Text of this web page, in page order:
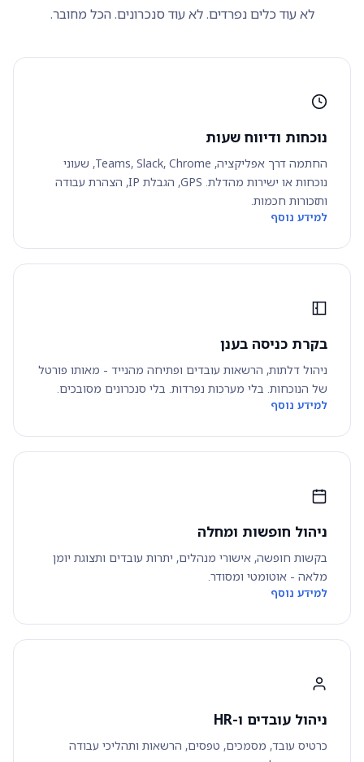
לא עוד כלים נפרדים. לא עוד סנכרונים. הכל מחובר.
נוכחות ודיווח שעות
החתמה דרך אפליקציה, Teams, Slack, Chrome, שעוני
נוכחות או ישירות מהדלת. GPS, הגבלת IP, הצהרת עבודה
ותזכורות חכמות.
למידע נוסף
בקרת כניסה בענן
ניהול דלתות, הרשאות עובדים ופתיחה מהנייד - מאותו פורטל
של הנוכחות. בלי מערכות נפרדות. בלי סנכרונים מסובכים.
למידע נוסף
ניהול חופשות ומחלה
בקשות חופשה, אישורי מנהלים, יתרות עובדים ותצוגת יומן
מלאה - אוטומטי ומסודר.
למידע נוסף
ניהול עובדים ו-HR
כרטיס עובד, מסמכים, טפסים, הרשאות ותהליכי עבודה